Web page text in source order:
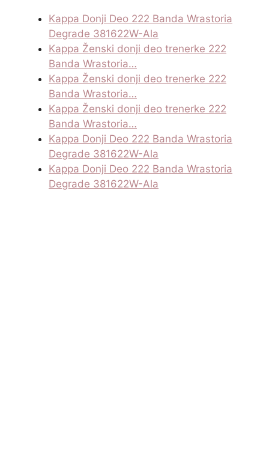
Kappa Donji Deo 222 Banda Wrastoria
Degrade 381622W-Ala
Kappa Ženski donji deo trenerke 222
Banda Wrastoria…
Kappa Ženski donji deo trenerke 222
Banda Wrastoria…
Kappa Ženski donji deo trenerke 222
Banda Wrastoria…
Kappa Donji Deo 222 Banda Wrastoria
Degrade 381622W-Ala
Kappa Donji Deo 222 Banda Wrastoria
Degrade 381622W-Ala